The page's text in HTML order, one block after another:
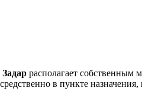
Задар располагает собственным
в пункте